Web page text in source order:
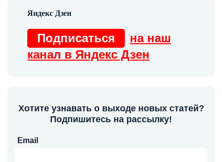
Подписаться
на наш
канал в Яндекс Дзен
Хотите узнавать о выходе новых статей?
Подпишитесь на рассылку!
Email